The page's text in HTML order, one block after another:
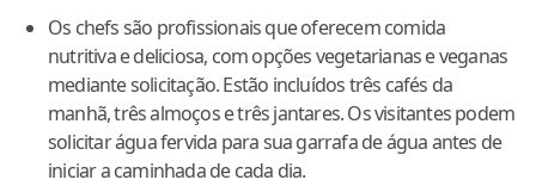
Os chefs são profissionais que oferecem comida
nutritiva e deliciosa, com opções vegetarianas e veganas
mediante solicitação. Estão incluídos três cafés da
manhã, três almoços e três jantares. Os visitantes podem
solicitar água fervida para sua garrafa de água antes de
iniciar a caminhada de cada dia.